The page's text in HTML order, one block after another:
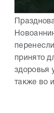
принято
здоровья
также во